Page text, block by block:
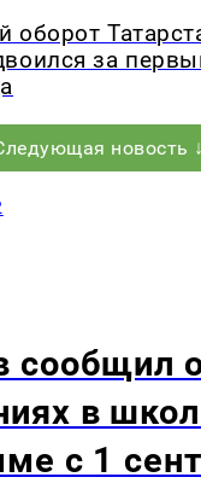
оборот
за
новость ↓
сообщил
в
с 1